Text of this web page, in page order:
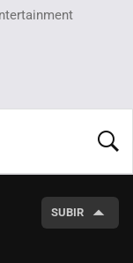
SUBIR